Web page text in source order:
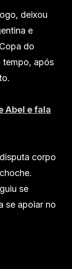
deixou
e
do
tempo, após
Abel e fala
corpo
se
se apoiar no